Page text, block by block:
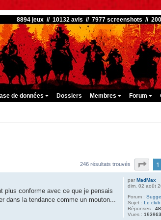
8894 jeux // 10132 avis // 7977 screenshots //
de données Dossiers Membres Forum
246 résultats trouvés Page1
parMadMax
dim. 02 août
Forum :
Sujet :Le
Réponses :
Vues :
plus conforme avec ce que je pensais
dans la tendance comme un mouton...